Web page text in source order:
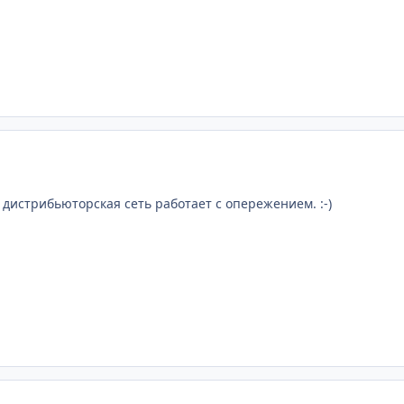
дистрибьюторская сеть работает с опережением. :-)